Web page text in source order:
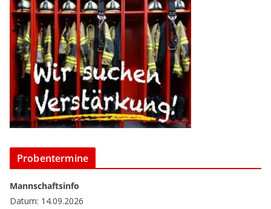
Probentermine
Mannschaftsinfo
Datum: 14.09.2026